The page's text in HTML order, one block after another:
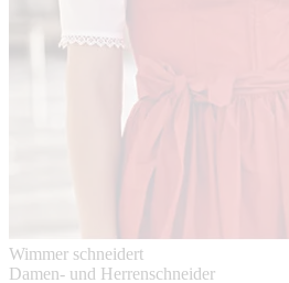
Wimmer schneidert
Damen- und Herrenschneider